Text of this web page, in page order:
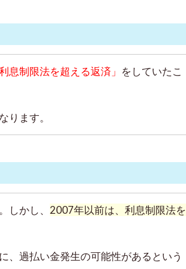
息制限法を超える返済」 をしていたこ
ります。
しかし、 2007年以前は、利息制限法を
、過払い金発生の可能性があるという